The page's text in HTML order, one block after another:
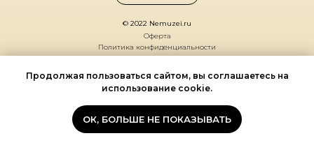
Оферта
Политика конфиденциальности
© 2022 Nemuzei.ru
Мы на карте
ул. Комиссара Смирнова, д. 15
(ДК Выборгский, 1 этаж)
Продолжая пользоваться сайтом, вы соглашаетесь на
использование cookie.
ОК, БОЛЬШЕ НЕ ПОКАЗЫВАТЬ